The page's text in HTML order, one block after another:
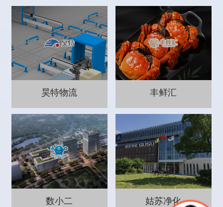
昊特物流 丰鲜汇
数小二 姑苏净化